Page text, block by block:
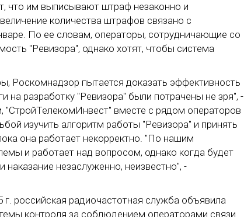
что им выписывают штраф незаконно и
количества штрафов связано с
По ее словам, операторы, сотрудничающие со
"Ревизора", однако хотят, чтобы система
пытается доказать эффективность
на разработку "Ревизора" были потрачены не зря", -
вместе с рядом операторов
изучить алгоритм работы "Ревизора" и принять
она работает некорректно. "По нашим
и работает над вопросом, однако когда будет
незаслуженно, неизвестно", -
российская радиочастотная служба объявила
контроля за соблюдением операторами связи